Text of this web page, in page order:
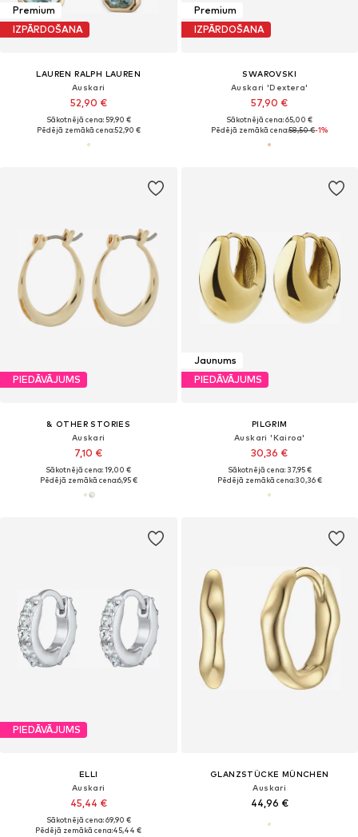
Premium
IZPĀRDOŠANA
LAUREN RALPH LAUREN
Auskari
52,90 €
Sākotnējā cena: 59,90 €
Pēdējā zemākā cena:52,90 €
Premium
IZPĀRDOŠANA
SWAROVSKI
Auskari 'Dextera'
57,90 €
Sākotnējā cena: 65,00 €
Pēdējā zemākā cena:58,50 €-1%
PIEDĀVĀJUMS
& OTHER STORIES
Auskari
7,10 €
Sākotnējā cena: 19,00 €
Pēdējā zemākā cena:6,95 €
Jaunums
PIEDĀVĀJUMS
PILGRIM
Auskari 'Kairoa'
30,36 €
Sākotnējā cena: 37,95 €
Pēdējā zemākā cena:30,36 €
PIEDĀVĀJUMS
ELLI
Auskari
45,44 €
Sākotnējā cena: 69,90 €
Pēdējā zemākā cena:45,44 €
GLANZSTÜCKE MÜNCHEN
Auskari
44,96 €